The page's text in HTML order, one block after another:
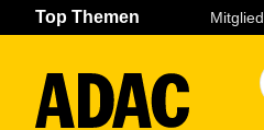
Navigation Seiteninhalt
Top Themen